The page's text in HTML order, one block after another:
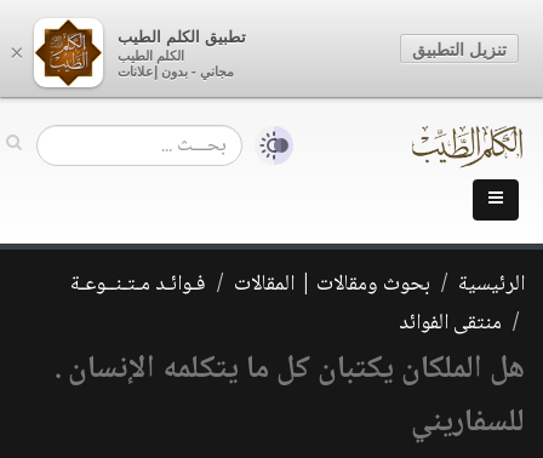
الرئيسية بحوث ومقالات | المقالات
فـوائـد مـتـنــوعـة
منتقى الفوائد
هل الملكان يكتبان كل ما يتكلمه الإنسان .
للسفاريني
×
تطبيق الكلم الطيب
الكلم الطيب
مجاني - بدون إعلانات
تنزيل التطبيق